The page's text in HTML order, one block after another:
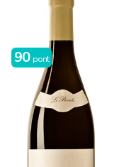
90 pont